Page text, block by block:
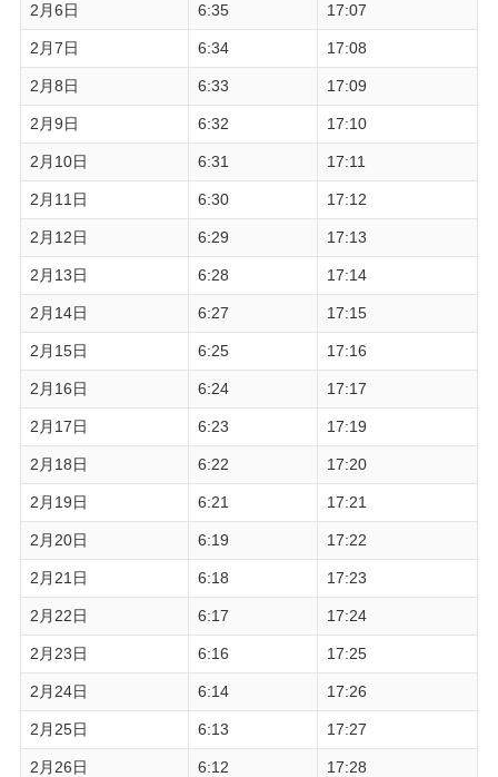
2月6日 6:35 17:07
2月7日 6:34 17:08
2月8日 6:33 17:09
2月9日 6:32 17:10
2月10日 6:31 17:11
2月11日 6:30 17:12
2月12日 6:29 17:13
2月13日 6:28 17:14
2月14日 6:27 17:15
2月15日 6:25 17:16
2月16日 6:24 17:17
2月17日 6:23 17:19
2月18日 6:22 17:20
2月19日 6:21 17:21
2月20日 6:19 17:22
2月21日 6:18 17:23
2月22日 6:17 17:24
2月23日 6:16 17:25
2月24日 6:14 17:26
2月25日 6:13 17:27
2月26日 6:12 17:28